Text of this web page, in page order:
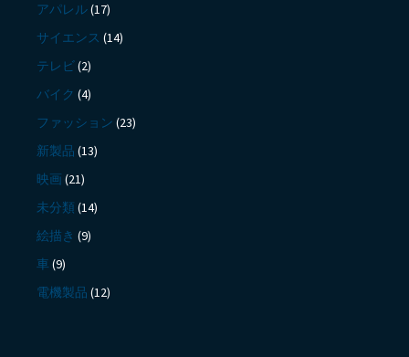
アパレル(17)
サイエンス (14)
テレビ(2)
バイク (4)
ファッション (23)
新製品 (13)
映画 (21)
未分類 (14)
絵描き (9)
車(9)
電機製品 (12)